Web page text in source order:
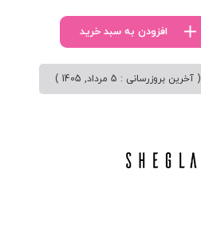
افزودن به سبد خرید
( آخرین بروزرسانی : 5 مرداد, 1405 )